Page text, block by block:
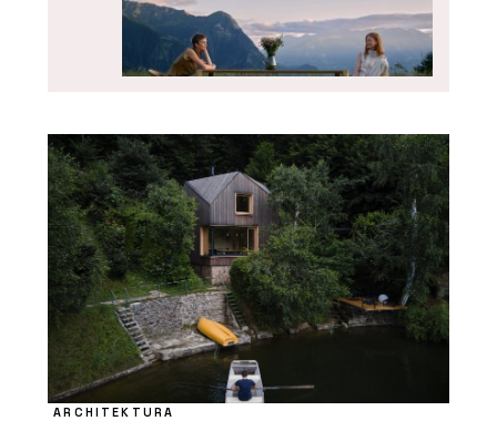
O FIRMĚ
BeOak by Javorina
ARCHITEKTURA